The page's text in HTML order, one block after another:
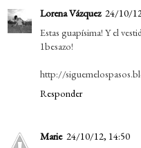
Lorena Vázquez 24/10/
Estas guapísima! Y el
1besazo!
http://
Responder
Marie 24/10/12, 14:50